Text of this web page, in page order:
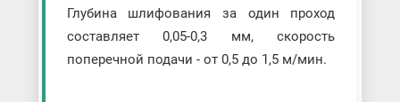
Глубина шлифования за один проход
составляет 0,05-0,3 мм, скорость
поперечной подачи - от 0,5 до 1,5 м/мин.